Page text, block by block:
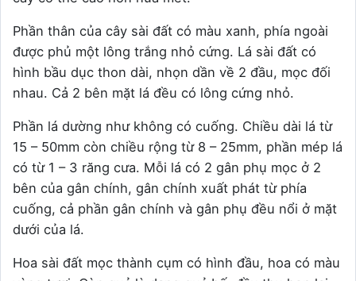
Phần thân của cây sài đất có màu xanh, phía ngoài
được phủ một lông trắng nhỏ cứng. Lá sài đất có
hình bầu dục thon dài, nhọn dần về 2 đầu, mọc đối
nhau. Cả 2 bên mặt lá đều có lông cứng nhỏ.
Phần lá dường như không có cuống. Chiều dài lá từ
15 – 50mm còn chiều rộng từ 8 – 25mm, phần mép lá
có từ 1 – 3 răng cưa. Mỗi lá có 2 gân phụ mọc ở 2
bên của gân chính, gân chính xuất phát từ phía
cuống, cả phần gân chính và gân phụ đều nổi ở mặt
dưới của lá.
Hoa sài đất mọc thành cụm có hình đầu, hoa có màu